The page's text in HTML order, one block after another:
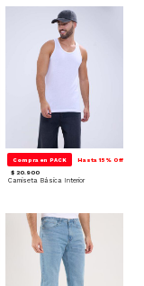
Compra en PACK Hasta 15% Off
$ 20.900
Camiseta Básica Interior